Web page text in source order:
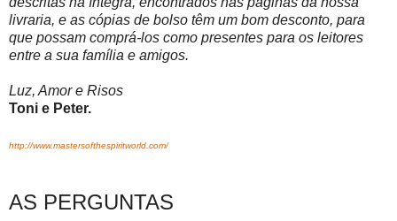
livraria, e as cópias de bolso têm um bom desconto, para
que possam comprá-los como presentes para os leitores
entre a sua família e amigos.
Luz, Amor e Risos
Toni e Peter.
http://www.mastersofthespiritworld.com/
AS PERGUNTAS